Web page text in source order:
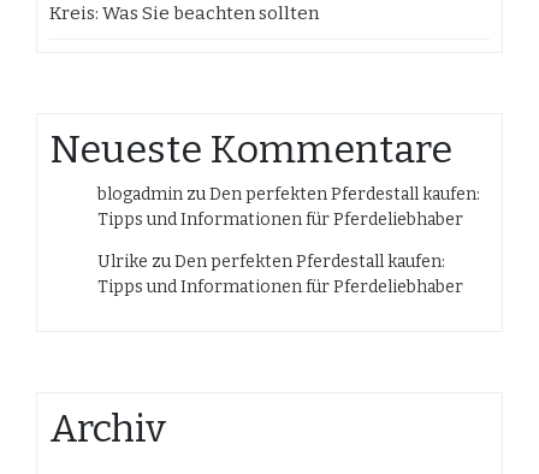
Kreis: Was Sie beachten sollten
Neueste Kommentare
blogadmin zuDen perfekten Pferdestall kaufen:
Tipps und Informationen für Pferdeliebhaber
Ulrike zuDen perfekten Pferdestall kaufen:
Tipps und Informationen für Pferdeliebhaber
Archiv